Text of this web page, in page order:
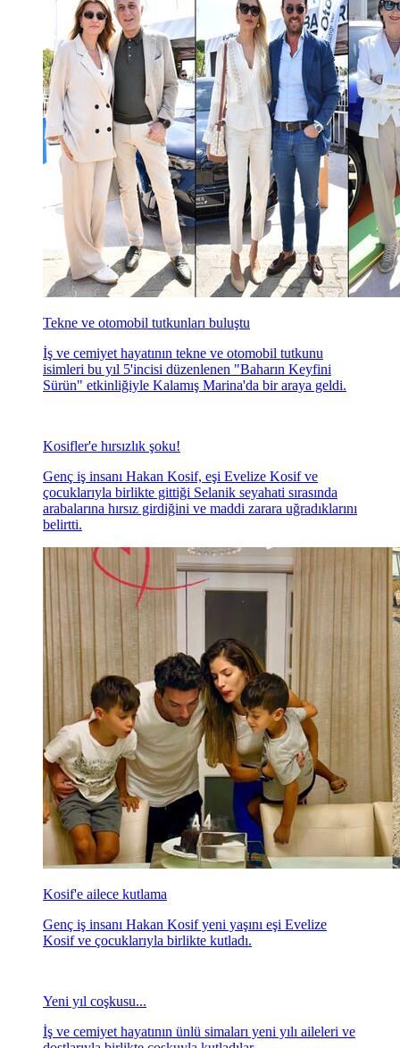
Bodrum'da bir arada...
Genç iş insanı Hakan Kosif ve eşi Evelize Kosif,
İbrahim-Maya Bitargil çifti ile Bodrum'da bir araya
gelerek akşam yemeği yedi.
Tekne ve otomobil tutkunları buluştu
İş ve cemiyet hayatının tekne ve otomobil tutkunu
isimleri bu yıl 5'incisi düzenlenen "Baharın Keyfini
Sürün" etkinliğiyle Kalamış Marina'da bir araya geldi.
Kosifler'e hırsızlık şoku!
Genç iş insanı Hakan Kosif, eşi Evelize Kosif ve
çocuklarıyla birlikte gittiği Selanik seyahati sırasında
arabalarına hırsız girdiğini ve maddi zarara uğradıklarını
belirtti.